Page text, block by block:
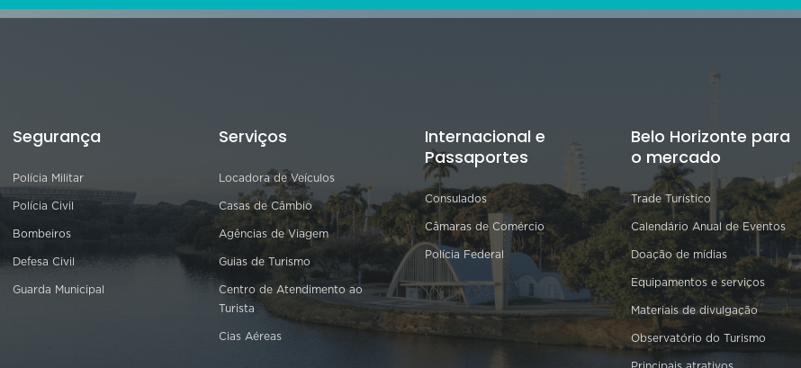
Segurança
Polícia Militar
Polícia Civil
Bombeiros
Defesa Civil
Guarda Municipal
Serviços
Locadora de Veículos
Casas de Câmbio
Agências de Viagem
Guias de Turismo
Centro de Atendimento ao
Turista
Cias Aéreas
Internacional e
Passaportes
Consulados
Câmaras de Comércio
Polícia Federal
Belo Horizonte para
o mercado
Trade Turístico
Calendário Anual de Eventos
Doação de mídias
Equipamentos e serviços
Materiais de divulgação
Observatório do Turismo